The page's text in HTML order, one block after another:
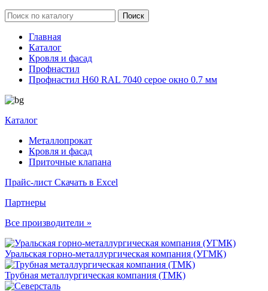
Главная
Каталог
Кровля и фасад
Профнастил
Профнастил Н60 RAL 7040 серое окно 0.7 мм
Каталог
Металлопрокат
Кровля и фасад
Приточные клапана
Прайс-лист Скачать в Excel
Партнеры
Все производители »
Уральская горно-металлургическая компания (УГМК)
Трубная металлургическая компания (ТМК)